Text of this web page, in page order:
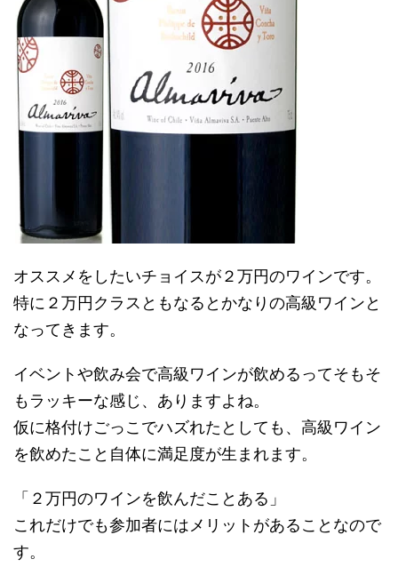
オススメをしたいチョイスが２万円のワインです。
特に２万円クラスともなるとかなりの高級ワインと
なってきます。
イベントや飲み会で高級ワインが飲めるってそもそ
もラッキーな感じ、ありますよね。
仮に格付けごっこでハズれたとしても、高級ワイン
を飲めたこと自体に満足度が生まれます。
「２万円のワインを飲んだことある」
これだけでも参加者にはメリットがあることなので
す。